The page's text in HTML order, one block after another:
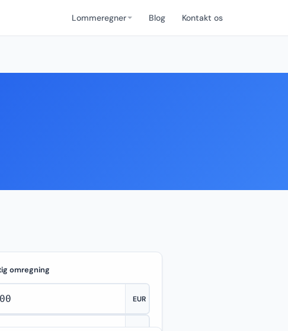
Lommeregner Blog Kontakt os
omregning